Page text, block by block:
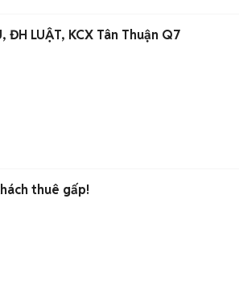
LUẬT, KCX Tân Thuận Q7
thuê gấp!